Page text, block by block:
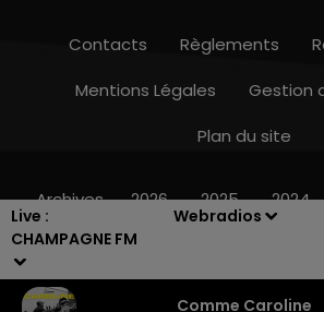
Live :
CHAMPAGNE FM
Webradios
Comme Caroline
16h00 - 20h00
Contacts Règlements
Mentions Légales
Gestion
Plan du site
Archives 2026 2025 2024